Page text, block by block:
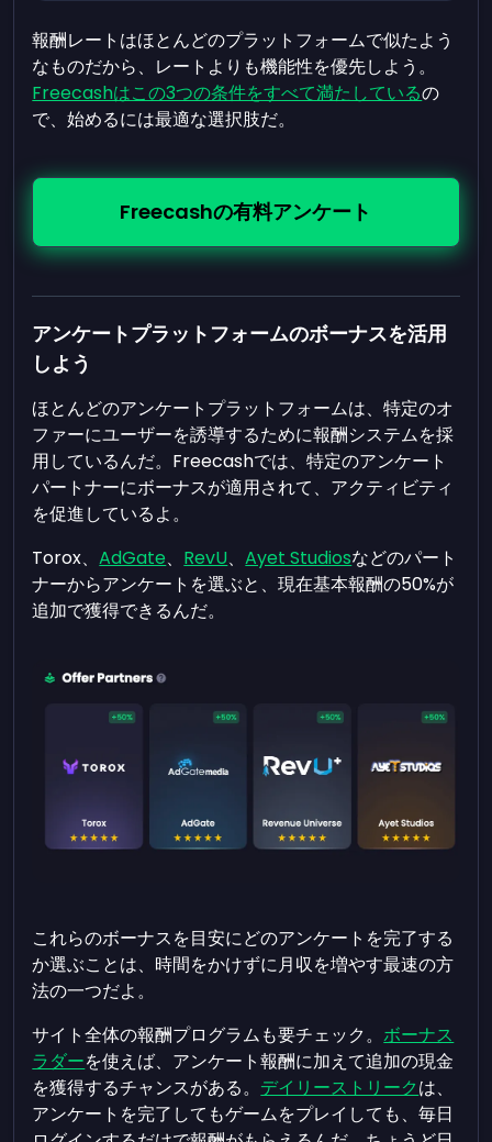
報酬レートはほとんどのプラットフォームで似たよう
なものだから、レートよりも機能性を優先しよう。
Freecashはこの3つの条件をすべて満たしているの
で、始めるには最適な選択肢だ。
Freecashの有料アンケート
アンケートプラットフォームのボーナスを活用
しよう
ほとんどのアンケートプラットフォームは、特定のオ
ファーにユーザーを誘導するために報酬システムを採
用しているんだ。Freecashでは、特定のアンケート
パートナーにボーナスが適用されて、アクティビティ
を促進しているよ。
Torox、AdGate、 RevU、Ayet Studiosなどのパート
ナーからアンケートを選ぶと、現在基本報酬の50%が
追加で獲得できるんだ。
これらのボーナスを目安にどのアンケートを完了する
か選ぶことは、時間をかけずに月収を増やす最速の方
法の一つだよ。
サイト全体の報酬プログラムも要チェック。ボーナス
ラダーを使えば、アンケート報酬に加えて追加の現金
を獲得するチャンスがある。 デイリーストリークは、
アンケートを完了してもゲームをプレイしても、毎日